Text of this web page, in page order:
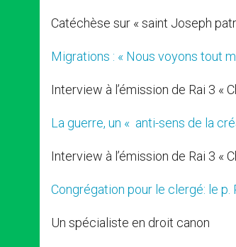
Catéchèse sur « saint Joseph
Migrations : « Nous voyons tout
Interview à l’émission de Rai 3 «
La guerre, un « anti-sens de la
Interview à l’émission de Rai 3 «
Congrégation pour le clergé: le
Un spécialiste en droit canon